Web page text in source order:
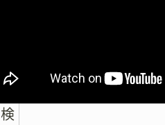
検